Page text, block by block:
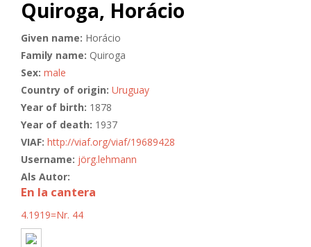
Quiroga, Horácio
Given name: Horácio
Family name: Quiroga
Sex: male
Country of origin: Uruguay
Year of birth: 1878
Year of death: 1937
VIAF: http://viaf.org/viaf/19689428
Username: jörg.lehmann
Als Autor:
En la cantera
4.1919=Nr. 44